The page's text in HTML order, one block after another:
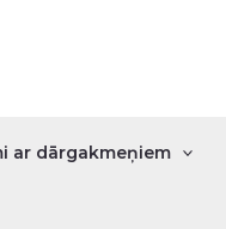
ar dārgakmeņiem